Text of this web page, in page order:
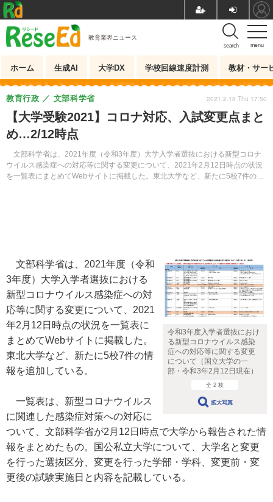
menu
search
教育業界ニュース
ホーム 生成AI 大学DX 学校回線速度計測 教材・サー
【大学受験2021】コロナ対応、入試変更点まと
め…2/12時点
文部科学省は、2021年度（令和3年度）大学入学者選抜における新型コロナ
ウイルス感染症への対応等に関する変更について、2021年2月12日時点の状況
を一覧表にまとめてWebサイトに掲載した。東北大学など、新たに5校7件の情
教育行政 文部科学省 2021.2.18 Thu 17:50
令和3年度入学者選抜におけ
る新型コロナウイルス感染
症への対応等に関する変更
について（国立大学の一
部・令和3年2月12日現在）
全 2 枚
拡大写真
文部科学省は、2021年度（令和
3年度）大学入学者選抜における
新型コロナウイルス感染症への対
応等に関する変更について、2021
年2月12日時点の状況を一覧表に
まとめてWebサイトに掲載した。
東北大学など、新たに5校7件の情
報を追加している。
一覧表は、新型コロナウイルス
に関連した感染症対策への対応に
ついて、文部科学省が2月12日時点で大学から報告された情
報をまとめたもの。国公私立大学について、大学名と変更
を行った選抜区分、変更を行った学部・学科、変更前・変
更後の試験実施日と内容を記載している。